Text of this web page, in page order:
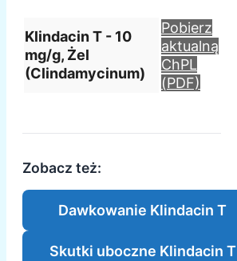
Klindacin T - 10
mg/g, Żel
(Clindamycinum)
Pobierz
aktualną
ChPL
(PDF)
Zobacz też:
Dawkowanie Klindacin T
Skutki uboczne Klindacin T